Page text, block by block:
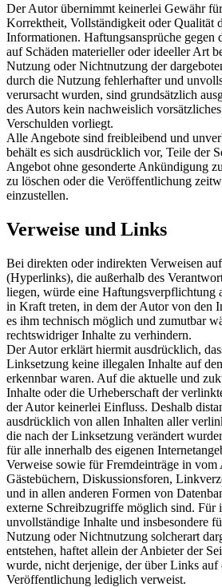
Der Autor übernimmt keinerlei Gewähr
Korrektheit, Vollständigkeit oder Qualität
Informationen. Haftungsansprüche gegen
auf Schäden materieller oder ideeller Art
Nutzung oder Nichtnutzung der
durch die Nutzung fehlerhafter und
verursacht wurden, sind grundsätzlich
des Autors kein nachweislich
Verschulden vorliegt.
Alle Angebote sind freibleibend und
behält es sich ausdrücklich vor, Teile der
Angebot ohne gesonderte Ankündigung
zu löschen oder die Veröffentlichung
einzustellen.
Verweise und Links
Bei direkten oder indirekten Verweisen
(Hyperlinks), die außerhalb des
liegen, würde eine Haftungsverpflichtung
in Kraft treten, in dem der Autor von den
es ihm technisch möglich und zumutbar
rechtswidriger Inhalte zu verhindern.
Der Autor erklärt hiermit ausdrücklich,
Linksetzung keine illegalen Inhalte auf
erkennbar waren. Auf die aktuelle und
Inhalte oder die Urheberschaft der
der Autor keinerlei Einfluss. Deshalb
ausdrücklich von allen Inhalten aller
die nach der Linksetzung verändert
für alle innerhalb des eigenen
Verweise sowie für Fremdeinträge in vom
Gästebüchern, Diskussionsforen,
und in allen anderen Formen von
externe Schreibzugriffe möglich sind. Für
unvollständige Inhalte und insbesondere
Nutzung oder Nichtnutzung solcherart
entstehen, haftet allein der Anbieter der
wurde, nicht derjenige, der über Links
Veröffentlichung lediglich verweist.